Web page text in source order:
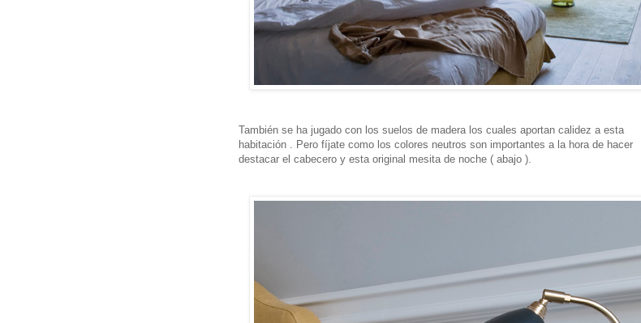
También se ha jugado con los suelos de madera los cuales aportan calidez a esta
habitación . Pero fíjate como los colores neutros son importantes a la hora de hacer
destacar el cabecero y esta original mesita de noche ( abajo ).